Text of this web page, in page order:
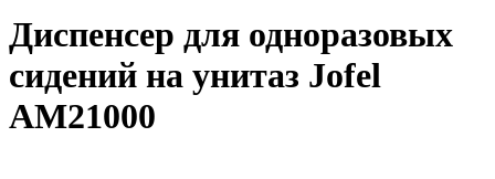
Диспенсер для одноразовых
сидений на унитаз Jofel
AM21000